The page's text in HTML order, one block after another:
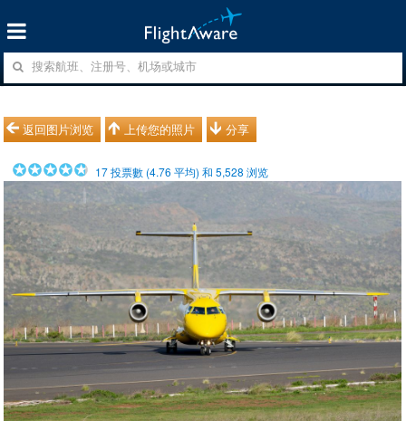
返回图片浏览 上传您的照片 分享
17投票數 (4.76 平均) 和5,528 浏览